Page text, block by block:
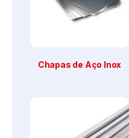
Chapas de Aço Inox